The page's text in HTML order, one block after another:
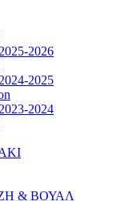
2026
2025
2024
& ΒΟΥΑΛ